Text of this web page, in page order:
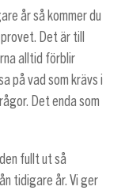
år så kommer du
Det är till
alltid förblir
på vad som krävs i
Det enda som
fullt ut så
tidigare år. Vi ger